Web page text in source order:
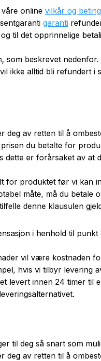
online vilkår og
garanti
til det opprinnelige
som beskrevet nedenfor.
ikke alltid bli refundert i
av retten til å
du betalte for
dette er forårsaket av at
for produktet før vi kan
måte, må du betale
denne klausulen
i henhold til
vil være kostnaden
hvis vi tilbyr levering
levert innen 24 timer til
til deg så snart som
av retten til å